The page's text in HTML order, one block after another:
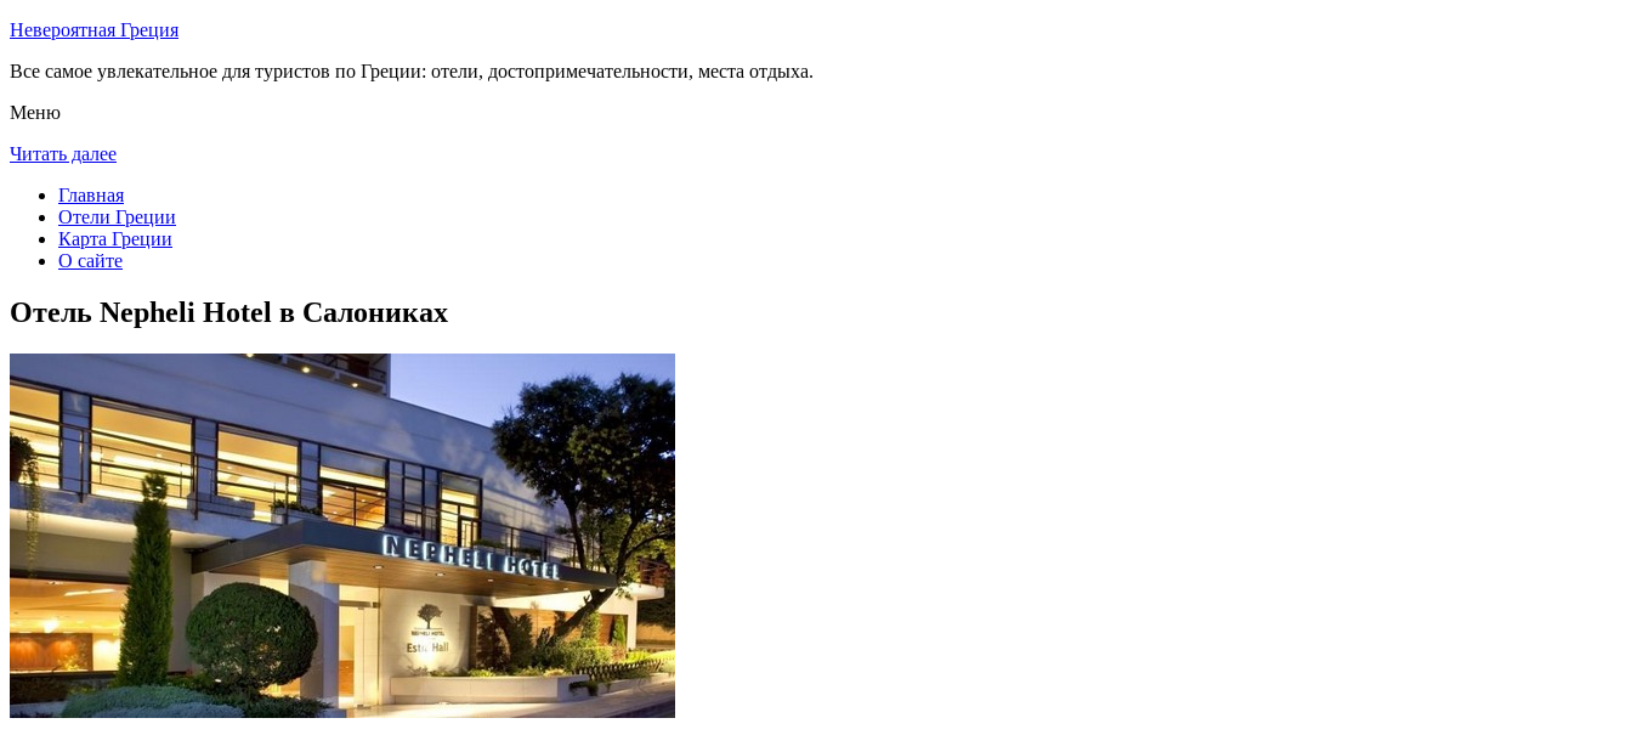
Невероятная Греция
Все самое увлекательное для туристов по Греции: отели, достопримечательности, места отдыха.
Меню
Читать далее
Главная
Отели Греции
Карта Греции
О сайте
Отель Nepheli Hotel в Салониках